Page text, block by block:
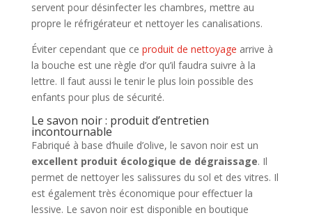
servent pour désinfecter les chambres, mettre au
propre le réfrigérateur et nettoyer les canalisations.
Éviter cependant que ce produit de nettoyage arrive à
la bouche est une règle d’or qu’il faudra suivre à la
lettre. Il faut aussi le tenir le plus loin possible des
enfants pour plus de sécurité.
Le savon noir : produit d’entretien
incontournable
Fabriqué à base d’huile d’olive, le savon noir est un
excellent produit écologique de dégraissage. Il
permet de nettoyer les salissures du sol et des vitres. Il
est également très économique pour effectuer la
lessive. Le savon noir est disponible en boutique